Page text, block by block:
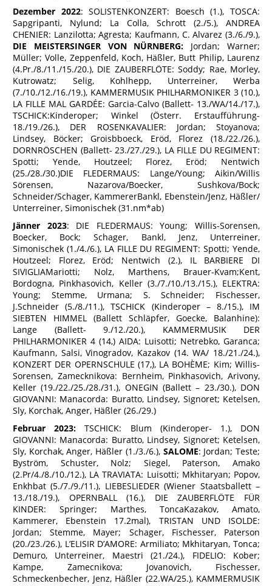
Dezember 2022: SOLISTENKONZERT: Boesch (1.), TOSCA:
Sapgripanti, Nylund; La Colla, Schrott (2./5.), ANDREA
CHENIER: Lanzilotta; Agresta; Kaufmann, C. Alvarez (3./6./9.),
DIE MEISTERSINGER VON NÜRNBERG: Jordan; Warner;
Müller; Volle, Zeppenfeld, Koch, Häßler, Butt Philip, Laurenz
(4.Pr./8./11./15./20.), DIE ZAUBERFLÖTE: Soddy; Rae, Morley,
Kutrowatz; Selig, Kohlhepp, Unterreiner, Werba
(7./10./12./16./19.), KAMMERMUSIK PHILHARMONIKER 3 (10.),
LA FILLE MAL GARDÉE: Garcia-Calvo (Ballett- 13./WA/14./17.),
TSCHICK:Kinderoper; Winkel (Österr. Erstaufführung-
18./19./26.), DER ROSENKAVALIER: Jordan; Stoyanova;
Lindsey, Böcker; Groisbboeck, Eröd, Florez (18./22./26.),
DORNRÖSCHEN (Ballett- 23./27./29.), LA FILLE DU REGIMENT:
Spotti; Yende, Houtzeel; Florez, Eröd; Nentwich
(25./28./30.)DIE FLEDERMAUS: Lange/Young; Aikin/Willis
Sörensen, Nazarova/Boecker, Sushkova/Bock;
Schneider/Schager, KammererBankl, Ebenstein/Jenz, Häßler/
Unterreiner, Simonischek (31.nm*ab)
Jänner 2023: DIE FLEDERMAUS: Young; Willis-Sorensen,
Boecker, Bock; Schager, Bankl, Jenz, Unterreiner,
Simonischek (1./4./6.), LA FILLE DU REGIMENT: Spotti; Yende,
Houtzeel; Florez, Eröd; Nentwich (2.), IL BARBIERE DI
SIVIGLIAMariotti; Nolz, Marthens, Brauer-Kvam;Kent,
Bordogna, Pinkhasovich, Keller (3./7./10./13./15.), ELEKTRA:
Young; Stemme, Urmana; S. Schneider; Fischesser,
J.Schneider (5./8./11.), TSCHICK (Kinderoper – 8./15.), IM
SIEBTEN HIMMEL (Ballett Schläpfer, Goecke, Balanhine):
Lange (Ballett- 9./12./20.), KAMMERMUSIK DER
PHILHARMONIKER 4 (14,) AIDA: Luisotti; Netrebko, Garanca;
Kaufmann, Salsi, Vinogradov, Kazakov (14. WA/ 18./21./24.),
KONZERT DER OPERNSCHULE (17,), LA BOHÈME; Kim; Willis-
Sorensen, Zamecknikova: Bernheim, Pinkhasovich, Arivony,
Keller (19./22./25./28./31.), ONEGIN (Ballett – 23./30.), DON
GIOVANNI: Manacorda: Buratto, Lindsey, Signoret; Ketelsen,
Sly, Korchak, Anger, Häßler (26./29.)
Februar 2023: TSCHICK: Blum (Kinderoper- 1.), DON
GIOVANNI: Manacorda: Buratto, Lindsey, Signoret; Ketelsen,
Sly, Korchak, Anger, Häßler (1./3./6.),SALOME: Jordan; Teste;
Byström, Schuster, Nolz; Siegel, Paterson, Amako
(2.Pr/4./8./10./12.), LA TRAVIATA: Luisotti; Mkhitaryan; Popov,
Enkhbat (5./7./9./11.), LIEBESLIEDER (Wiener Staatsballett –
13./18./19.), OPERNBALL (16.), DIE ZAUBERFLÖTE FÜR
KINDER: Springer; Marthes, ToncaKazakov, Amato,
Kammerer, Ebenstein 17.2mal), TRISTAN UND ISOLDE:
Jordan; Stemme, Mayer; Schager, Fischesser, Paterson
(20./23./26.), L’ELISIR D’AMORE: Armiliato; Mkhitaryan, Tonca;
Demuro, Unterreiner, Maestri (21./24.), FIDELIO: Kober;
Kampe, Zamecnikova; Jovanovich, Fischesser,
Schmeckenbecher, Jenz, Häßler (22.WA/25.), KAMMERMUSIK